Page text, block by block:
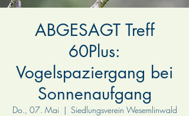
ABGESAGT Treff
60Plus:
Vogelspaziergang bei
Sonnenaufgang
Do., 07. Mai
  |
Siedlungsverein Wesemlinwald